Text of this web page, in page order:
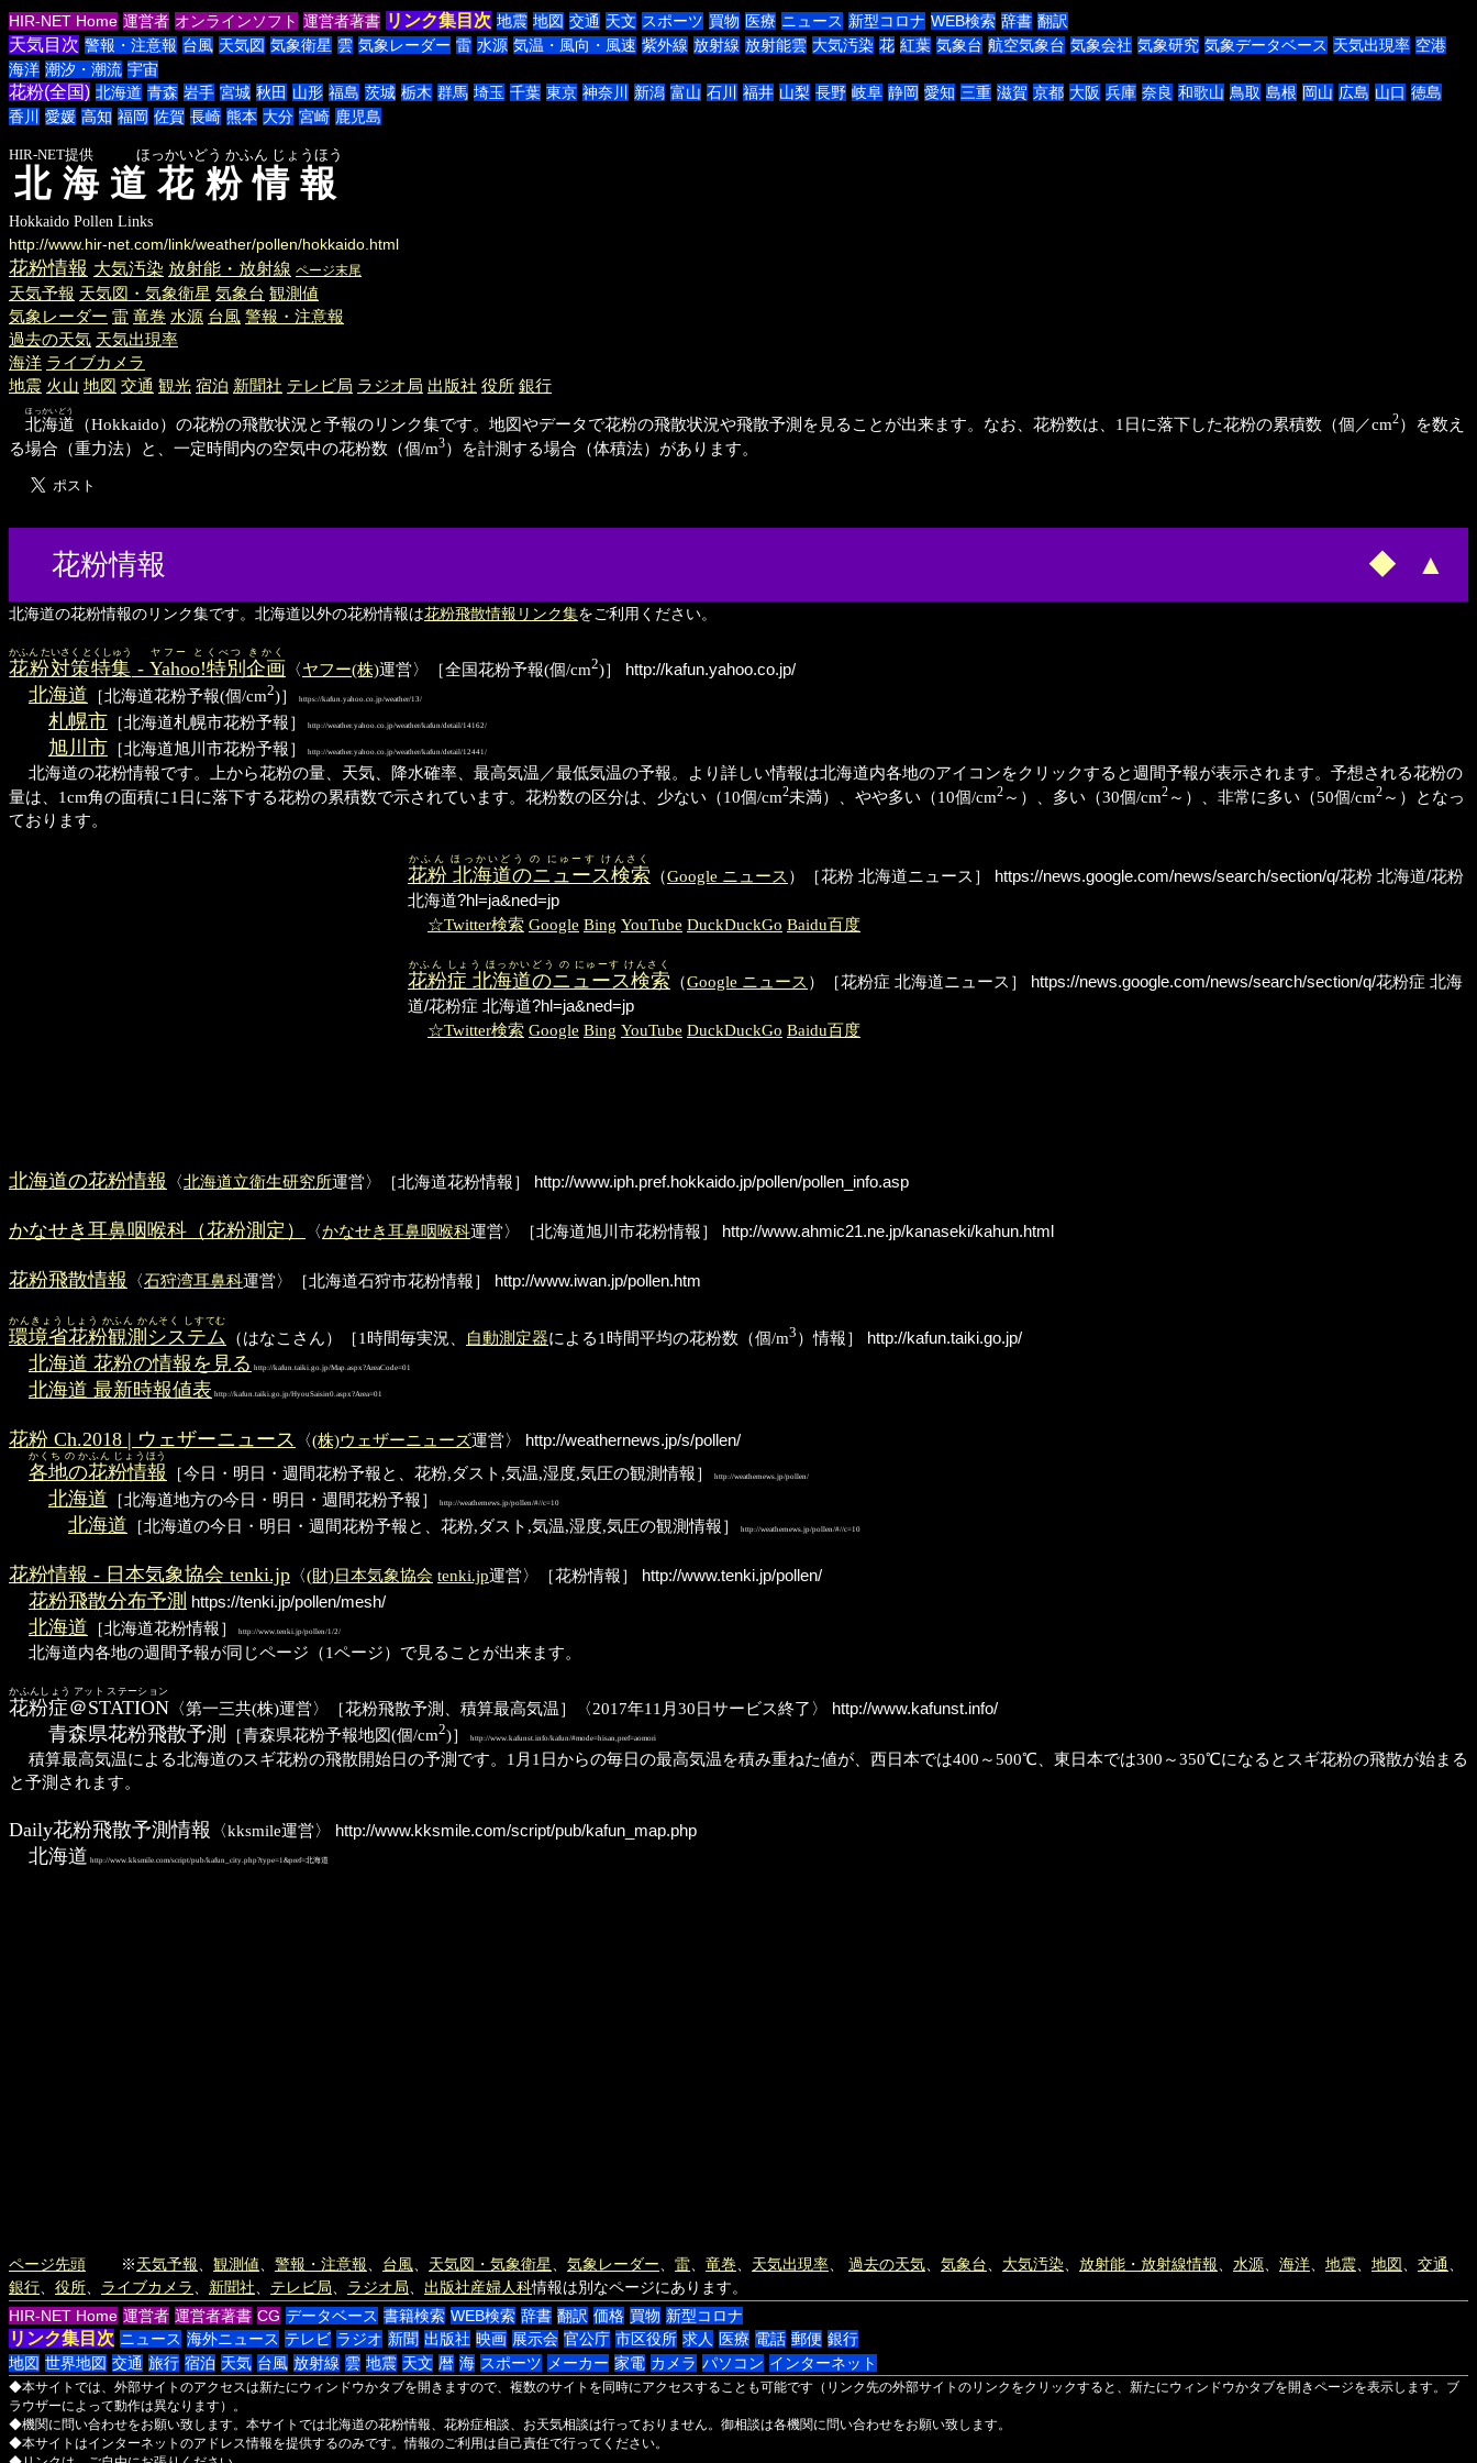
HIR-NET Home 運営者 オンラインソフト 運営者著書 リンク集目次 地震 地図 交通 天文 スポーツ 買物 医療 ニュース 新型コロナ WEB検索 辞書 翻訳
天気目次 警報・注意報 台風 天気図 気象衛星 雲 気象レーダー 雷 水源 気温・風向・風速 紫外線 放射線 放射能雲 大気汚染 花 紅葉 気象台 航空気象台 気象会社 気象研究 気象データベース 天気出現率 空港
海洋 潮汐・潮流 宇宙
花粉(全国) 北海道 青森 岩手 宮城 秋田 山形 福島 茨城 栃木 群馬 埼玉 千葉 東京 神奈川 新潟 富山 石川 福井 山梨 長野 岐阜 静岡 愛知 三重 滋賀 京都 大阪 兵庫 奈良 和歌山 鳥取 島根 岡山 広島 山口 徳島
香川
愛媛 高知 福岡 佐賀 長崎 熊本 大分 宮崎 鹿児島
北海道花粉情報
HIR-NET提供 ほっかいどう かふん じょうほう
Hokkaido Pollen Links
http://www.hir-net.com/link/weather/pollen/hokkaido.html
花粉情報 大気汚染 放射能・放射線 ページ末尾
天気予報 天気図・気象衛星 気象台 観測値
気象レーダー 雷 竜巻 水源 台風 警報・注意報
過去の天気 天気出現率
海洋 ライブカメラ
地震 火山 地図 交通 観光 宿泊 新聞社 テレビ局 ラジオ局 出版社 役所 銀行
北海道
ほっかいどう
（Hokkaido）の花粉の飛散状況と予報のリンク集です。地図やデータで花粉の飛散状況や飛散予測を見ることが出来ます。なお、花粉数は、1日に落下した花粉の累積数（個／cm2）を数え
る場合（重力法）と、一定時間内の空気中の花粉数（個/m3）を計測する場合（体積法）があります。
花粉情報 ◆ ▲
北海道の花粉情報のリンク集です。北海道以外の花粉情報は花粉飛散情報リンク集をご利用ください。
花粉対策特集
かふん たいさく とくしゅう
- Yahoo!特別企画
ヤフー とくべつ きかく
〈ヤフー(株)運営〉［全国花粉予報(個/cm2)］ http://kafun.yahoo.co.jp/
北海道 ［北海道花粉予報(個/cm2)］ https://kafun.yahoo.co.jp/weather/13/
札幌市 ［北海道札幌市花粉予報］ http://weather.yahoo.co.jp/weather/kafun/detail/14162/
旭川市 ［北海道旭川市花粉予報］ http://weather.yahoo.co.jp/weather/kafun/detail/12441/
北海道の花粉情報です。上から花粉の量、天気、降水確率、最高気温／最低気温の予報。より詳しい情報は北海道内各地のアイコンをクリックすると週間予報が表示されます。予想される花粉の
量は、1cm角の面積に1日に落下する花粉の累積数で示されています。花粉数の区分は、少ない（10個/cm2未満）、やや多い（10個/cm2 ～）、多い（30個/cm2 ～）、非常に多い（50個/cm2 ～）となっ
ております。
花粉 北海道のニュース検索
かふん ほっかいどう の にゅーす けんさく
（Google ニュース ）［花粉 北海道ニュース］
北海道?hl=ja&ned=jp
☆Twitter検索 Google Bing YouTube DuckDuckGo Baidu百度
花粉症 北海道のニュース検索
かふん しょう ほっかいどう の にゅーす けんさく
（Google ニュース ）［花粉症 北海道ニュース］
道/花粉症 北海道?hl=ja&ned=jp
☆Twitter検索 Google Bing YouTube DuckDuckGo Baidu百度
北海道の花粉情報 〈北海道立衛生研究所運営〉［北海道花粉情報］ http://www.iph.pref.hokkaido.jp/pollen/pollen_info.asp
かなせき耳鼻咽喉科（花粉測定） 〈かなせき耳鼻咽喉科運営〉［北海道旭川市花粉情報］ http://www.ahmic21.ne.jp/kanaseki/kahun.html
花粉飛散情報 〈石狩湾耳鼻科運営〉［北海道石狩市花粉情報］ http://www.iwan.jp/pollen.htm
環境省花粉観測システム
かんきょう しょう かふん かんそく しすてむ
（はなこさん）［1時間毎実況、 自動測定器による1時間平均の花粉数（個/m3 ）情報］ http://kafun.taiki.go.jp/
北海道 花粉の情報を見る http://kafun.taiki.go.jp/Map.aspx?AreaCode=01
北海道 最新時報値表 http://kafun.taiki.go.jp/HyouSaisin0.aspx?Area=01
花粉 Ch.2018 | ウェザーニュース 〈(株)ウェザーニューズ運営〉 http://weathernews.jp/s/pollen/
各地の花粉情報
かくち の かふん じょうほう
［今日・明日・週間花粉予報と、花粉,ダスト,気温,湿度,気圧の観測情報］ http://weathernews.jp/pollen/
北海道 ［北海道地方の今日・明日・週間花粉予報］ http://weathernews.jp/pollen/#//c=10
北海道 ［北海道の今日・明日・週間花粉予報と、花粉,ダスト,気温,湿度,気圧の観測情報］ http://weathernews.jp/pollen/#//c=10
花粉情報 - 日本気象協会 tenki.jp 〈(財)日本気象協会 tenki.jp運営〉［花粉情報］ http://www.tenki.jp/pollen/
花粉飛散分布予測 https://tenki.jp/pollen/mesh/
北海道 ［北海道花粉情報］ http://www.tenki.jp/pollen/1/2/
北海道内各地の週間予報が同じページ（1ページ）で見ることが出来ます。
花粉症＠STATION
かふんしょう アット ステーション
〈第一三共(株)運営〉［花粉飛散予測、積算最高気温］〈2017年11月30日サービス終了〉 http://www.kafunst.info/
青森県花粉飛散予測 ［青森県花粉予報地図(個/cm2)］ http://www.kafunst.info/kafun/#mode=hisan,pref=aomori
積算最高気温による北海道のスギ花粉の飛散開始日の予測です。1月1日からの毎日の最高気温を積み重ねた値が、西日本では400～500℃、東日本では300～350℃になるとスギ花粉の飛散が始まる
と予測されます。
Daily花粉飛散予測情報 〈kksmile運営〉 http://www.kksmile.com/script/pub/kafun_map.php
北海道 http://www.kksmile.com/script/pub/kafun_city.php?type=1&pref=北海道
ページ先頭 ※天気予報 観測値 警報・注意報 台風 天気図・気象衛星 気象レーダー 雷 竜巻 天気出現率 過去の天気 気象台 大気汚染 放射能・放射線情報 水源 海洋 地震 地図 交通
銀行
役所 ライブカメラ 新聞社 テレビ局 ラジオ局 出版社産婦人科情報は別なページにあります。
HIR-NET Home 運営者 運営者著書 CG データベース 書籍検索 WEB検索 辞書 翻訳 価格 買物 新型コロナ
リンク集目次 ニュース 海外ニュース テレビ ラジオ 新聞 出版社 映画 展示会 官公庁 市区役所 求人 医療 電話 郵便 銀行
地図 世界地図 交通 旅行 宿泊 天気 台風 放射線 雲 地震 天文 暦 海 スポーツ メーカー 家電 カメラ パソコン インターネット
◆本サイトでは、外部サイトのアクセスは新たにウィンドウかタブを開きますので、複数のサイトを同時にアクセスすることも可能です（リンク先の外部サイトのリンクをクリックすると、新たにウィンドウかタブを開きページを表示します。ブ
ラウザーによって動作は異なります）。
◆機関に問い合わせをお願い致します。本サイトでは北海道の花粉情報、花粉症相談、お天気相談は行っておりません。御相談は各機関に問い合わせをお願い致します。
◆本サイトはインターネットのアドレス情報を提供するのみです。情報のご利用は自己責任で行ってください。